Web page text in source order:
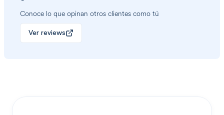
Conoce lo que opinan otros clientes como tú
Ver reviews